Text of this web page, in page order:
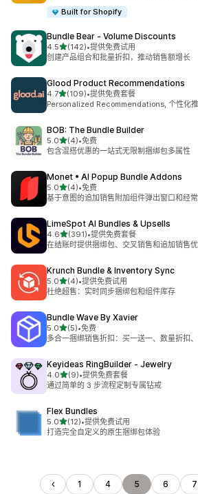
Built for Shopify
Bundle Bear ‑ Volume Discounts
4.5星（满分 5 星）
(142)
总共 142 条评论
•提供免费试用
创建产品组合和批量折扣，推动销售额增长
Glood Product Recommendations
4.7星（满分 5 星）
(109)
总共 109 条评论
•提供免费套餐
Personalized Recommendations, 个性化
BOB: The Bundle Builder
5.0星（满分 5 星）
(4)
总共 4 条评论
•免费
包含混搭优惠的一站式无限制捆绑包多属性
Monet • AI Popup Bundle Addons
5.0星（满分 5 星）
(4)
总共 4 条评论
•免费
基于意图的追加销售附加组件弹出窗口和经常
LimeSpot AI Bundles & Upsells
4.6星（满分 5 星）
(391)
总共 391 条评论
•提供免费套餐
在结账时提供捆绑包、交叉销售和追加销售
Krunch Bundle & Inventory Sync
5.0星（满分 5 星）
(4)
总共 4 条评论
•提供免费试用
杜绝超售：实时同步捆绑包和组件库存
Bundle Wave By Xavier
5.0星（满分 5 星）
(5)
总共 5 条评论
•免费
多合一捆绑销售折扣：买一送一、数量折扣
Keyideas RingBuilder ‑ Jewelry
4.0星（满分 5 星）
(9)
总共 9 条评论
•提供免费套餐
通过简单的 3 步流程定制专属钻戒
Flex Bundles
5.0星（满分 5 星）
(12)
总共 12 条评论
•提供免费试用
打造完全自定义的原生捆绑包体验
1 4 5 6 7